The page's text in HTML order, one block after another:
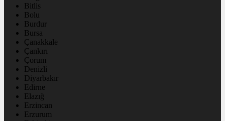
Bitlis
Bolu
Burdur
Bursa
Çanakkale
Çankırı
Çorum
Denizli
Diyarbakır
Edirne
Elazığ
Erzincan
Erzurum